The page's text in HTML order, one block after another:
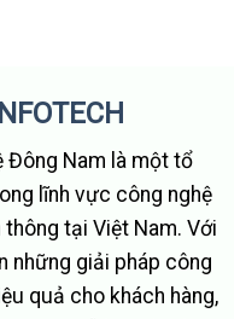
Đông Nam là một tổ
lĩnh vực công nghệ
tại Việt Nam. Với
những giải pháp công
quả cho khách hàng,